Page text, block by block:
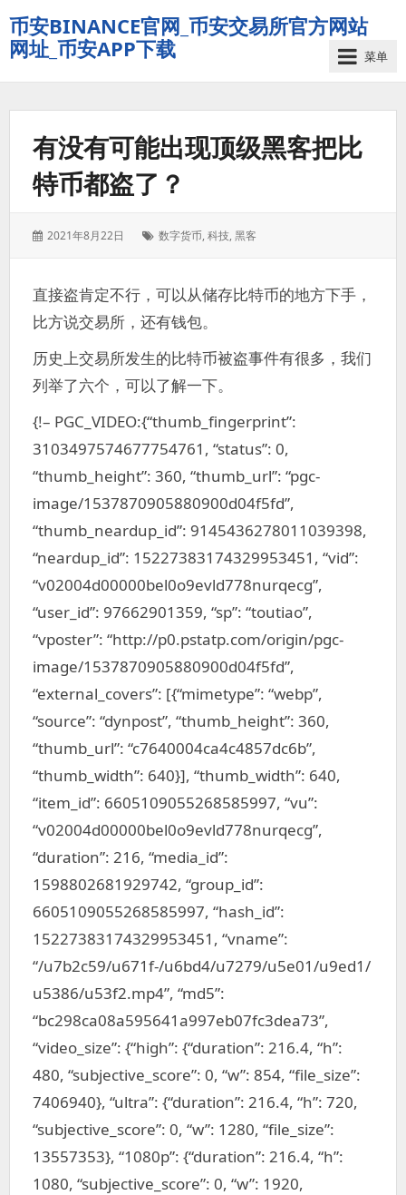
币安BINANCE官网_币安交易所官方网站
网址_币安APP下载
菜单
有没有可能出现顶级黑客把比
特币都盗了？
发
2021年8月22日
标
数字货币,科技,黑客
直接盗肯定不行，可以从储存比特币的地方下手，
比方说交易所，还有钱包。
历史上交易所发生的比特币被盗事件有很多，我们
列举了六个，可以了解一下。
{!– PGC_VIDEO:{“thumb_fingerprint”:
3103497574677754761, “status”: 0,
“thumb_height”: 360, “thumb_url”: “pgc-
image/1537870905880900d04f5fd”,
“thumb_neardup_id”: 9145436278011039398,
“neardup_id”: 15227383174329953451, “vid”:
“v02004d00000bel0o9evld778nurqecg”,
“user_id”: 97662901359, “sp”: “toutiao”,
“vposter”: “http://p0.pstatp.com/origin/pgc-
image/1537870905880900d04f5fd”,
“external_covers”: [{“mimetype”: “webp”,
“source”: “dynpost”, “thumb_height”: 360,
“thumb_url”: “c7640004ca4c4857dc6b”,
“thumb_width”: 640}], “thumb_width”: 640,
“item_id”: 6605109055268585997, “vu”:
“v02004d00000bel0o9evld778nurqecg”,
“duration”: 216, “media_id”:
1598802681929742, “group_id”:
6605109055268585997, “hash_id”:
15227383174329953451, “vname”:
“/u7b2c59/u671f-/u6bd4/u7279/u5e01/u9ed1/
u5386/u53f2.mp4”, “md5”:
“bc298ca08a595641a997eb07fc3dea73”,
“video_size”: {“high”: {“duration”: 216.4, “h”:
480, “subjective_score”: 0, “w”: 854, “file_size”:
7406940}, “ultra”: {“duration”: 216.4, “h”: 720,
“subjective_score”: 0, “w”: 1280, “file_size”:
13557353}, “1080p”: {“duration”: 216.4, “h”:
1080, “subjective_score”: 0, “w”: 1920,